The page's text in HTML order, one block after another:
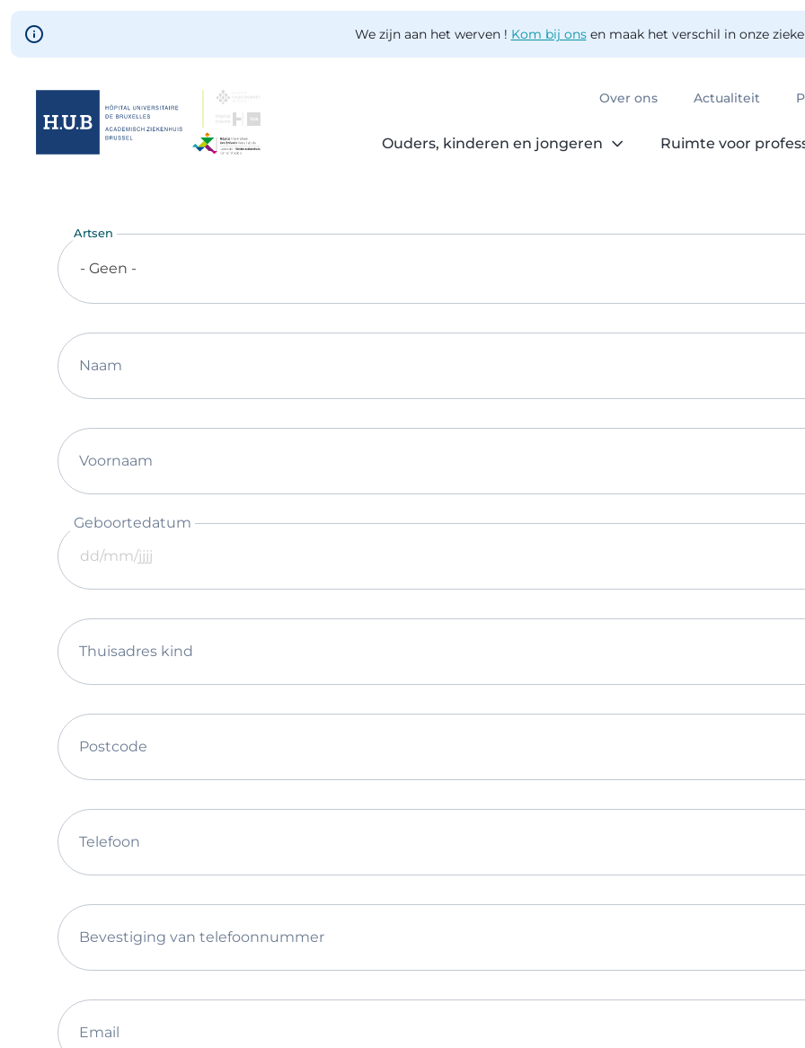
Skip to main content
We zijn aan het werven ! Kom bij onsen maak het verschil in onze
Over ons Actualiteit
Ouders, kinderen en jongeren Ruimte voor
Artsen
- Geen -
Naam
Voornaam
Geboortedatum
Thuisadres kind
Postcode
Telefoon
Bevestiging van telefoonnummer
Email